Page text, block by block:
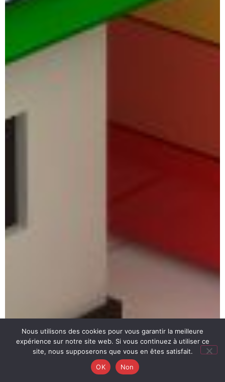
Nous utilisons des cookies pour vous garantir la meilleure
expérience sur notre site web. Si vous continuez à utiliser ce
site, nous supposerons que vous en êtes satisfait.
OK
Non